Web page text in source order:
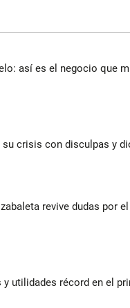
así es el negocio que
su crisis con disculpas y
revive dudas por
utilidades récord en el